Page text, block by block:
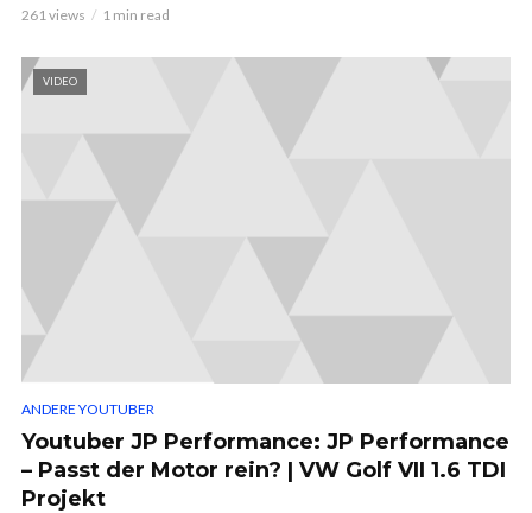
261 views 1 min read
VIDEO
ANDERE YOUTUBER
Youtuber JP Performance: JP Performance
– Passt der Motor rein? | VW Golf VII 1.6 TDI
Projekt